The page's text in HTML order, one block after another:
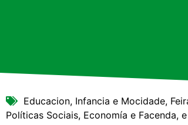
Educacion, Infancia e Mocidade,
Políticas Sociais, Economía e Facenda,